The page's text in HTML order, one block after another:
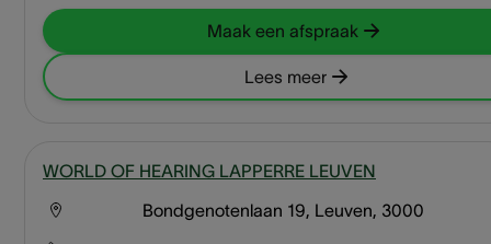
Maak een afspraak
Lees meer
WORLD OF HEARING LAPPERRE LEUVEN
Bondgenotenlaan 19, Leuven, 3000